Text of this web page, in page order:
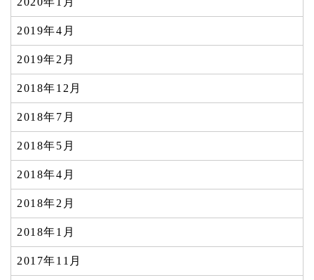
2019年4月
2019年2月
2018年12月
2018年7月
2018年5月
2018年4月
2018年2月
2018年1月
2017年11月